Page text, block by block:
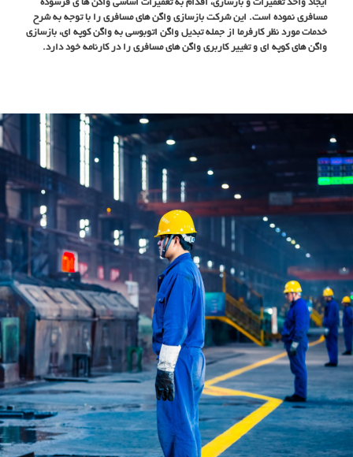
ایجاد واحد تعمیرات و بازسازی، اقدام به تعمیرات اساسی واگن ها ی فرسوده
مسافری نموده است. این شرکت بازسازی واگن های مسافری را با توجه به شرح
خدمات مورد نظر کارفرما از جمله تبدیل واگن اتوبوسی به واگن کوپه ای، بازسازی
واگن های کوپه ای و تغییر کاربری واگن های مسافری را در کارنامه خود دارد.